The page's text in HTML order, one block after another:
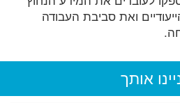
ואת סביבת העבודה
אותך